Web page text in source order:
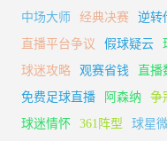
中场大师
经典决赛 逆转
直播平台争议
假球疑云
球迷攻略
观赛省钱 直播
免费足球直播
阿森纳 争
球迷情怀
361阵型 球星